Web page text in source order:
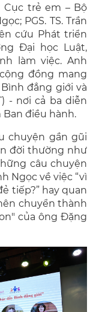
Cục trẻ em – Bộ
PGS. TS. Trần
cứu Phát triển
Đại học Luật,
làm việc. Anh
đồng mang
đẳng giới và
- nơi cả ba diễn
Ban điều hành.
chuyện gần gũi
đời thường như
câu chuyện
Ngọc về việc “vì
tiếp?” hay quan
chuyển thành
của ông Đặng